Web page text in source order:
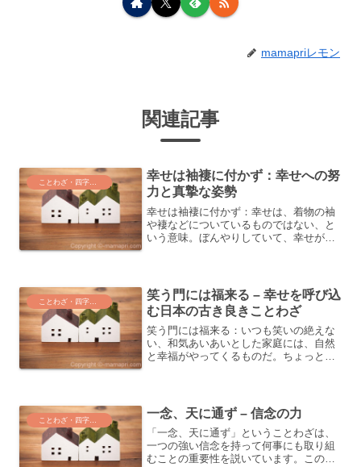
mamapriレモン
関連記事
ことわざ・四字熟語・気づき
幸せは袖褄に付かず：幸せへの努
力と真摯な姿勢
幸せは袖褄に付かず：幸せは、着物の袖
や褄などについているものではない、と
いう意味。ぼんやりしていて、幸せがや
せを追求する際の努力と真...
笑う門には福来る – 幸せを呼び込
む日本の古き良きことわざ
笑う門には福来る：いつも笑いの絶えな
い、和気あいあいとした家庭には、自然
と幸福がやってくるものだ。ちょっとし
せを大切にすることの大切さ...
一念、天に通ず – 信念の力
「一念、天に通ず」ということわざは、
一つの強い信念を持って何事にも取り組
むことの重要性を説いています。この記